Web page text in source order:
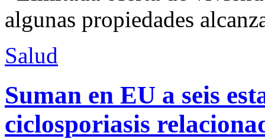
algunas propiedades
Salud
Suman en EU a seis
ciclosporiasis